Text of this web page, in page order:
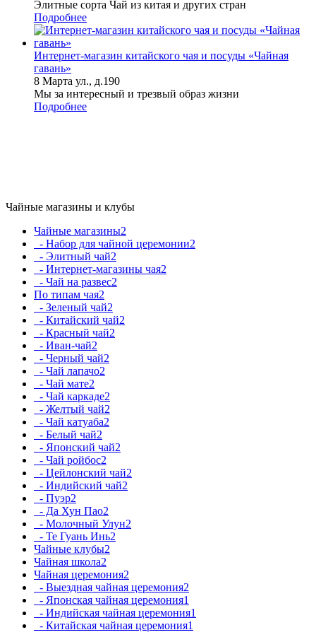
Элитные сорта Чай из китая и других стран
Подробнее
Интернет-магазин китайского чая и посуды «Чайная
гавань»
8 Марта ул., д.190
Мы за интересный и трезвый образ жизни
Подробнее
Чайные магазины и клубы
Чайные магазины2
- Набор для чайной церемонии2
- Элитный чай2
- Интернет-магазины чая2
- Чай на развес2
По типам чая2
- Зеленый чай2
- Китайский чай2
- Красный чай2
- Иван-чай2
- Черный чай2
- Чай лапачо2
- Чай мате2
- Чай каркаде2
- Желтый чай2
- Чай катуаба2
- Белый чай2
- Японский чай2
- Чай ройбос2
- Цейлонский чай2
- Индийский чай2
- Пуэр2
- Да Хун Пао2
- Молочный Улун2
- Те Гуань Инь2
Чайные клубы2
Чайная школа2
Чайная церемония2
- Выездная чайная церемония2
- Японская чайная церемония1
- Индийская чайная церемония1
- Китайская чайная церемония1